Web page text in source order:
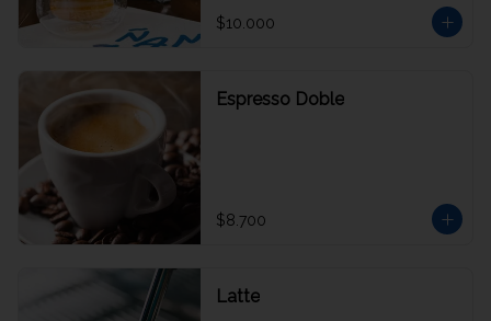
$10.000
Espresso Doble
$8.700
Latte